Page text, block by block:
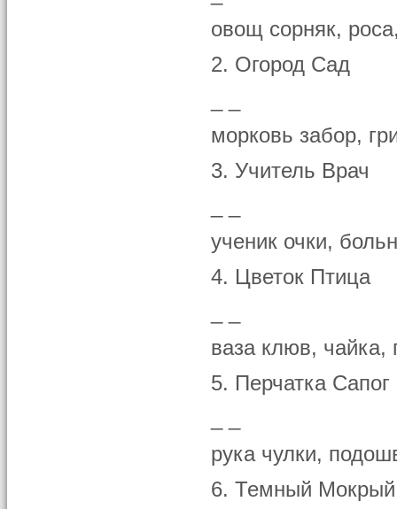
овощ сорняк,
2. Огород Сад
морковь забор,
3. Учитель Врач
ученик очки,
4. Цветок Птица
ваза клюв, чайка,
5. Перчатка Сапог
рука чулки,
6. Темный Мокрый